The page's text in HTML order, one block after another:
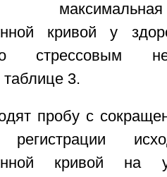
кривой у
стрессовым
3.
пробу с
кривой на